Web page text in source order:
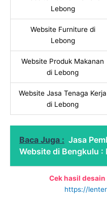
Lebong
Website Furniture di
Lebong
Website Produk Makanan
di Lebong
Website Jasa Tenaga Kerja
di Lebong
Baca Juga : Jasa
Website di Bengkulu :
Cek hasil
https://